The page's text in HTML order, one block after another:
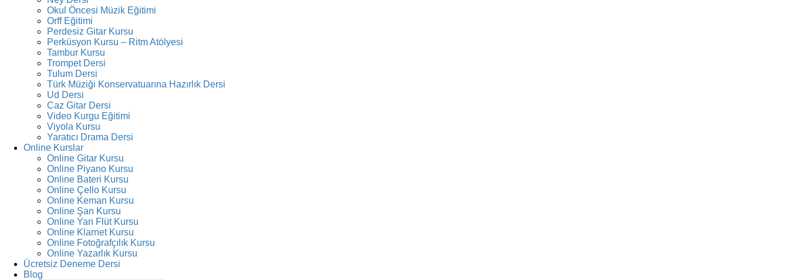
Okul Öncesi Müzik Eğitimi
Orff Eğitimi
Perdesiz Gitar Kursu
Perküsyon Kursu – Ritm Atölyesi
Tambur Kursu
Trompet Dersi
Tulum Dersi
Türk Müziği Konservatuarına Hazırlık Dersi
Ud Dersi
Caz Gitar Dersi
Video Kurgu Eğitimi
Viyola Kursu
Yaratıcı Drama Dersi
Online Kurslar
Online Gitar Kursu
Online Piyano Kursu
Online Bateri Kursu
Online Çello Kursu
Online Keman Kursu
Online Şan Kursu
Online Yan Flüt Kursu
Online Klarnet Kursu
Online Fotoğrafçılık Kursu
Online Yazarlık Kursu
Ücretsiz Deneme Dersi
Blog